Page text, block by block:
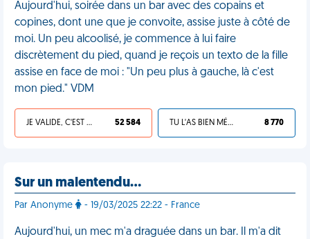
Aujourd'hui, soirée dans un bar avec des copains et
copines, dont une que je convoite, assise juste à côté de
moi. Un peu alcoolisé, je commence à lui faire
discrètement du pied, quand je reçois un texto de la fille
assise en face de moi : "Un peu plus à gauche, là c'est
mon pied." VDM
JE VALIDE, C'EST UNE VDM 52 584 TU L'AS BIEN MÉRITÉ 8 770
Sur un malentendu…
Par Anonyme - 19/03/2025 22:22 - France
Aujourd'hui, un mec m'a draguée dans un bar. Il m'a dit